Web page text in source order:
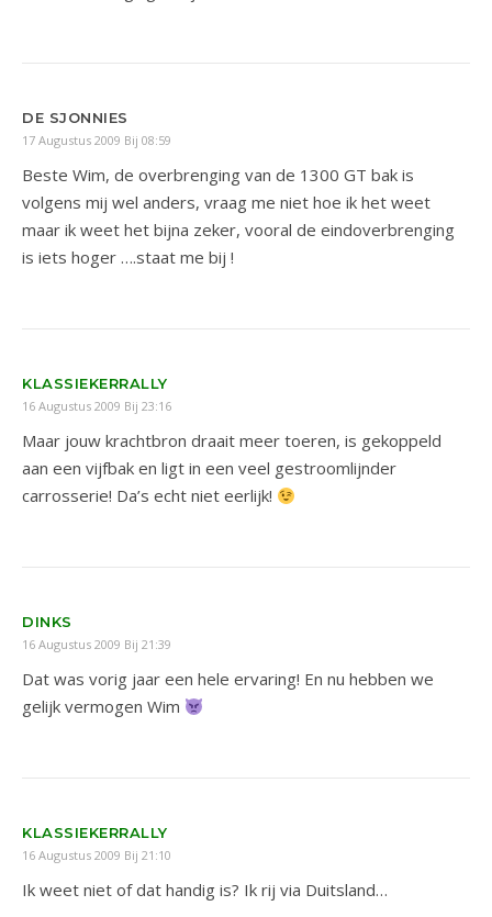
DE SJONNIES
17 Augustus 2009 Bij 08:59
Beste Wim, de overbrenging van de 1300 GT bak is
volgens mij wel anders, vraag me niet hoe ik het weet
maar ik weet het bijna zeker, vooral de eindoverbrenging
is iets hoger ….staat me bij !
KLASSIEKERRALLY
16 Augustus 2009 Bij 23:16
Maar jouw krachtbron draait meer toeren, is gekoppeld
aan een vijfbak en ligt in een veel gestroomlijnder
carrosserie! Da’s echt niet eerlijk!
DINKS
16 Augustus 2009 Bij 21:39
Dat was vorig jaar een hele ervaring! En nu hebben we
gelijk vermogen Wim
KLASSIEKERRALLY
16 Augustus 2009 Bij 21:10
Ik weet niet of dat handig is? Ik rij via Duitsland…